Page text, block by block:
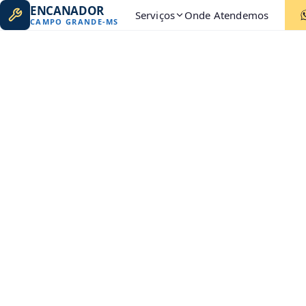
ENCANADOR
CAMPO GRANDE-MS Serviços Onde Atendemos